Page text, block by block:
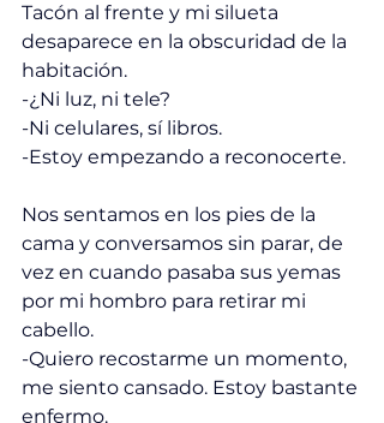
Tacón al frente y mi silueta
desaparece en la obscuridad de la
habitación.
-¿Ni luz, ni tele?
-Ni celulares, sí libros.
-Estoy empezando a reconocerte.
Nos sentamos en los pies de la
cama y conversamos sin parar, de
vez en cuando pasaba sus yemas
por mi hombro para retirar mi
cabello.
-Quiero recostarme un momento,
me siento cansado. Estoy bastante
enfermo.